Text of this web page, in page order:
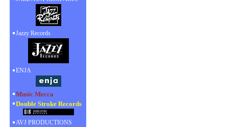
Jazzy Records
ENJA
Music Mecca
Double Stroke Records
AVJ PRODUCTIONS